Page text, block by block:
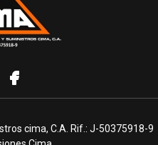
cima, C.A. Rif.: J-50375918-9